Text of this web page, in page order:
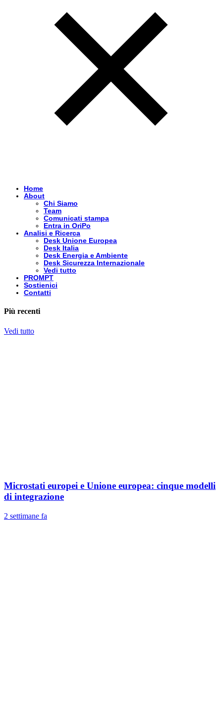
Home
About
Chi Siamo
Team
Comunicati stampa
Entra in OriPo
Analisi e Ricerca
Desk Unione Europea
Desk Italia
Desk Energia e Ambiente
Desk Sicurezza Internazionale
Vedi tutto
PROMPT
Sostienici
Contatti
Più recenti
Vedi tutto
Microstati europei e Unione europea: cinque modelli
di integrazione
2 settimane fa